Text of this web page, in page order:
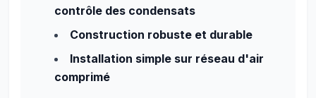
contrôle des condensats
Construction robuste et durable
Installation simple sur réseau d'air
comprimé